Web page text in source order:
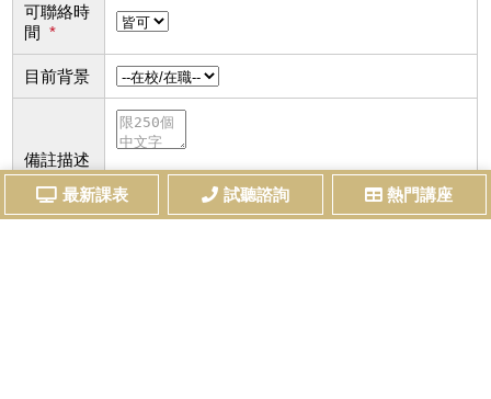
最新課表 試聽諮詢 熱門講座
可聯絡時
間 *
目前背景
備註描述
註：同學若有預約試聽或課程諮詢等需求，均可
留言，我們會儘快與您聯絡。